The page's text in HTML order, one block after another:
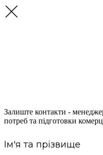
Залиште контакти -
потреб та підготовки
Ім'я та прізвище